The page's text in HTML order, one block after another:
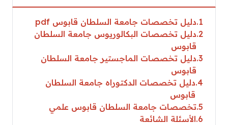
1 دليل تخصصات جامعة السلطان قابوس pdf
2 دليل تخصصات البكالوريوس جامعة السلطان
قابوس
3 دليل تخصصات الماجستير جامعة السلطان
قابوس
4 دليل تخصصات الدكتوراه جامعة السلطان
قابوس
5 تخصصات جامعة السلطان قابوس علمي
6 الأسئلة الشائعة